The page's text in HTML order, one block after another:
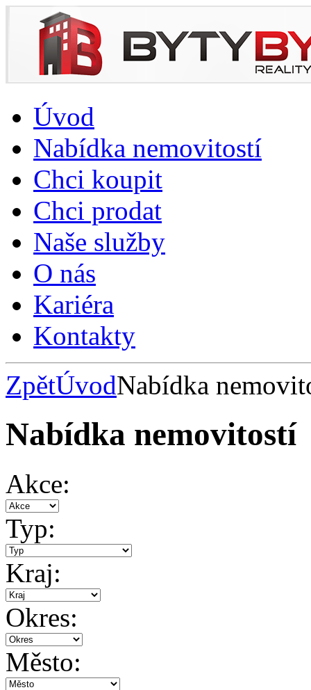
Úvod
Nabídka nemovitostí
Chci koupit
Chci prodat
Naše služby
O nás
Kariéra
Kontakty
ZpětÚvodNabídka
Nabídka nemovitostí
Akce:
Typ:
Kraj:
Okres:
Město: